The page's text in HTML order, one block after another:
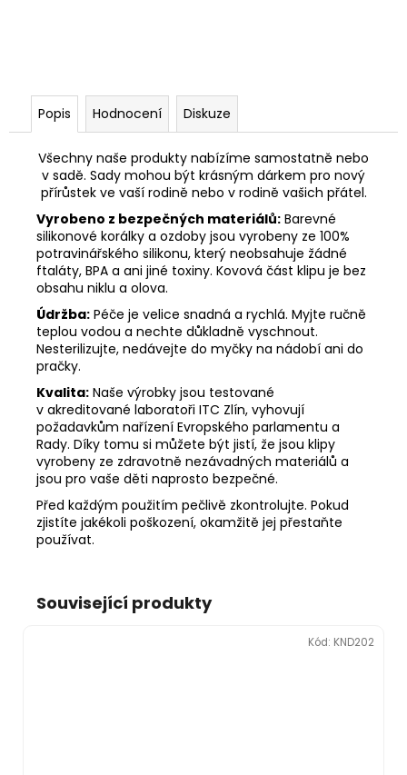
Popis Hodnocení Diskuze
Všechny naše produkty nabízíme samostatně nebo
v sadě. Sady mohou být krásným dárkem pro nový
přírůstek ve vaší rodině nebo v rodině vašich přátel.
Vyrobeno z bezpečných materiálů: Barevné
silikonové korálky a ozdoby jsou vyrobeny ze 100%
potravinářského silikonu, který neobsahuje žádné
ftaláty, BPA a ani jiné toxiny. Kovová část klipu je bez
obsahu niklu a olova.
Údržba: Péče je velice snadná a rychlá. Myjte ručně
teplou vodou a nechte důkladně vyschnout.
Nesterilizujte, nedávejte do myčky na nádobí ani do
pračky.
Kvalita: Naše výrobky jsou testované
v akreditované laboratoři ITC Zlín, vyhovují
požadavkům nařízení Evropského parlamentu a
Rady. Díky tomu si můžete být jistí, že jsou klipy
vyrobeny ze zdravotně nezávadných materiálů a
jsou pro vaše děti naprosto bezpečné.
Před každým použitím pečlivě zkontrolujte. Pokud
zjistíte jakékoli poškození, okamžitě jej přestaňte
používat.
Související produkty
Kód: KND202